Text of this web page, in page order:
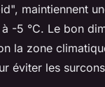
maintiennent
-5 °C. Le bon
la zone
éviter les